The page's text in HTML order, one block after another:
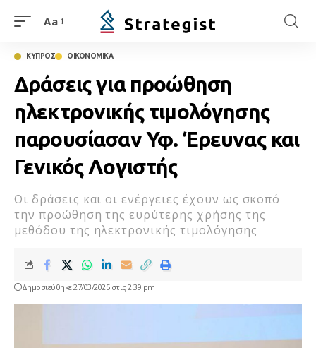
Aa
ΚΥΠΡΟΣ ΟΙΚΟΝΟΜΙΚΑ
Δράσεις για προώθηση
ηλεκτρονικής τιμολόγησης
παρουσίασαν Υφ. Έρευνας και
Γενικός Λογιστής
Oι δράσεις και οι ενέργειες έχουν ως σκοπό
την προώθηση της ευρύτερης χρήσης της
μεθόδου της ηλεκτρονικής τιμολόγησης
Δημοσιεύθηκε 27/03/2025 στις 2:39 pm